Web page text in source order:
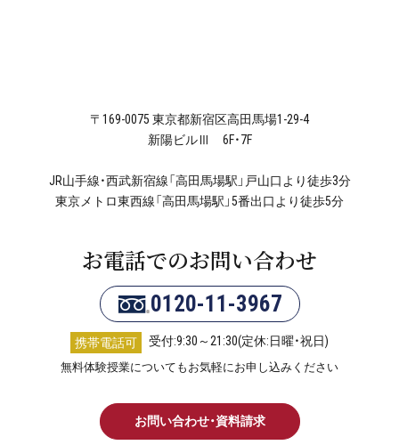
〒169-0075 東京都新宿区高田馬場1-29-4
新陽ビルⅢ 6F・7F
JR山手線・西武新宿線「高田馬場駅」戸山口より徒歩3分
東京メトロ東西線「高田馬場駅」5番出口より徒歩5分
お電話でのお問い合わせ
0120-11-3967
携帯電話可 受付:9:30～21:30(定休:日曜・祝日)
無料体験授業についてもお気軽にお申し込みください
お問い合わせ・資料請求